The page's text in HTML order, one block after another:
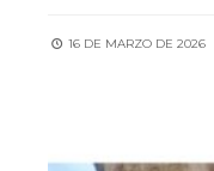
16 DE MARZO DE 2026